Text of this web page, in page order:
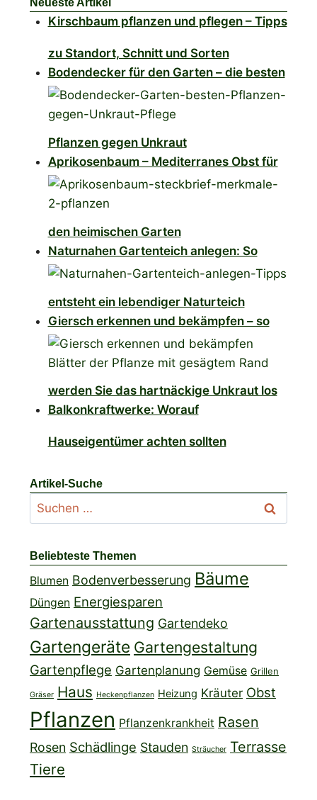
Neueste Artikel
Kirschbaum pflanzen und pflegen – Tipps
zu Standort, Schnitt und Sorten
Bodendecker für den Garten – die besten
Pflanzen gegen Unkraut
Aprikosenbaum – Mediterranes Obst für
den heimischen Garten
Naturnahen Gartenteich anlegen: So
entsteht ein lebendiger Naturteich
Giersch erkennen und bekämpfen – so
werden Sie das hartnäckige Unkraut los
Balkonkraftwerke: Worauf
Hauseigentümer achten sollten
Artikel-Suche
Suchen
nach:
Beliebteste Themen
Blumen Bodenverbesserung Bäume
Düngen Energiesparen
Gartenausstattung Gartendeko
Gartengeräte Gartengestaltung
Gartenpflege Gartenplanung Gemüse Grillen
Gräser Haus Heckenpflanzen Heizung Kräuter Obst
Pflanzen Pflanzenkrankheit Rasen
Rosen Schädlinge Stauden Sträucher Terrasse
Tiere